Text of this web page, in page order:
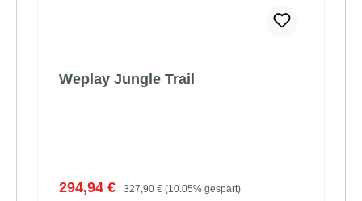
Weplay Jungle Trail
Verkaufspreis:
294,94 € Regulärer Preis:
327,90 € (10.05% gespart)